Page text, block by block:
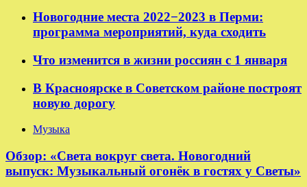
Новогодние места 2022−2023 в Перми:
программа мероприятий, куда сходить
Что изменится в жизни россиян с 1 января
В Красноярске в Советском районе построят
новую дорогу
Музыка
Обзор: «Света вокруг света. Новогодний
выпуск: Музыкальный огонёк в гостях у Светы»